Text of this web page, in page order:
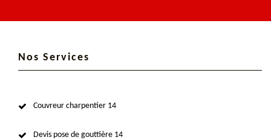
Nos Services
Couvreur charpentier 14
Devis pose de gouttière 14